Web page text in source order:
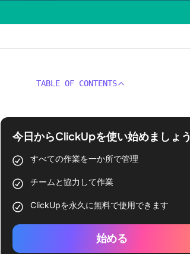
TABLE OF CONTENTS
今日からClickUpを使い始めましょう
すべての作業を一か所で管理
チームと協力して作業
ClickUpを永久に無料で使用できます
始める